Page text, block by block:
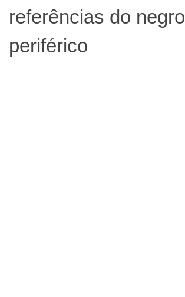
referências do negro
periférico